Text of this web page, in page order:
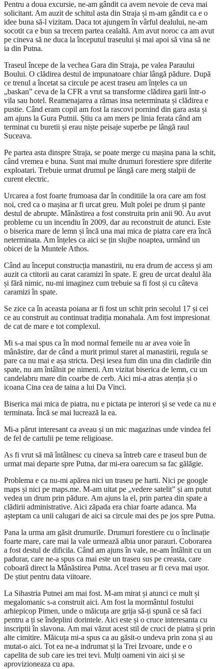
Pentru a doua excursie, ne-am gândit ca avem nevoie de ceva mai
solicitant. Am auzit de schitul asta din Straja și m-am gândit ca e o
idee buna să-l vizitam. Daca tot ajungem în vârful dealului, ne-am
socotit ca e bun sa trecem partea cealaltă. Am avut noroc ca am avut
pe cineva să ne duca la începutul traseului și mai apoi să vina să ne
ia din Putna.
Traseul începe de la vechea Gara din Straja, pe valea Paraului
Boului. O clădirea destul de impunatoare chiar lângă pădure. După
ce trenul a încetat sa circule pe acest traseu am înțeles ca un
„baskan” ceva de la CFR a vrut sa transforme clădirea garii într-o
vila sau hotel. Reamenajarea a rămas insa neterminata și clădirea e
pustie. Când eram copil am fost la rascovi pornind din gara asta și
am ajuns la Gura Putnii. Știu ca am mers pe linia ferata când am
terminat cu buretii și erau niște peisaje superbe pe lângă raul
Suceava.
Pe partea asta dinspre Straja, se poate merge cu mașina pana la schit,
când vremea e buna. Sunt mai multe drumuri forestiere spre diferite
exploatari. Trebuie urmat drumul pe lângă care merg stalpii de
curent electric.
Urcarea a fost foarte frumoasa dar în conditiile la ora care am fost
noi, cred ca o mașina ar fi urcat greu. Mult polei pe drum și pante
destul de abrupte. Mânăstirea a fost construita prin anii 90. Au avut
probleme cu un incendiu în 2009, dar au reconstruit de atunci. Este
o biserica mare de lemn și încă una mai mica de piatra care era încă
neterminata. Am înțeles ca aici se țin slujbe noaptea, urmând un
obicei de la Muntele Athos.
Când au început construcția manastirii, nu era drum de access și am
auzit ca ctitorii au carat caramizi în spate. E greu de urcat dealul ăla
și fără nimic, nu-mi imaginez cum trebuie sa fi fost și cu câteva
caramizi în spate.
Se zice ca în aceasta poiana ar fi fost un schit prin secolul 17 și cei
ce au construit au continuat tradiția monahala. Am fost impresionat
de cat de mare e tot complexul.
Mi s-a mai spus ca în mod normal femeile nu ar avea voie în
mânăstire, dar de când a murit primul staret al manastirii, regula se
pare ca nu mai e așa stricta. Deși iesea fum din una din cladirile din
spate, nu am întâlnit pe nimeni. Am vizitat biserica de lemn, cu un
candelabru mare din coarbe de cerb. Aici mi-a atras atenția și o
icoana Cina cea de taina a lui Da Vinci.
Biserica mai mica de piatra, nu e pictata pe interori și se vede ca nu e
terminata. Încă se mai lucrează la ea.
Mi-a părut interesant ca aveau și un mic magazinas unde vindea fel
de fel de cartulii pe teme religioase.
As fi vrut să mă întâlnesc cu cineva sa întreb care e traseul bun de
urmat mai departe spre Putna, dar mi-era oarecum sa fac gălăgie.
Problema e ca nu-mi apărea nici un traseu pe harti. Nici pe google
maps și nici pe maps.me. M-am uitat pe „vedere satelit” și am putut
vedea un drum prin pădure. Am ajuns la el, prin partea din spate a
clădirii administrative. Aici zăpada era chiar foarte adanca. Ma
așteptam ca unii calugari de aici sa circule mai des pe jos spre Putna.
Pana la urma am găsit drumurile. Drumuri forestiere cu o înclinație
foarte mare, care mai la vale urmează albia unor parauri. Coborarea
a fost destul de dificila. Când am ajuns în vale, ne-am întâlnit cu un
padurar, care ne-a spus ca mai este un traseu sus pe creasta, care
coboară direct la Mânăstirea Putna. Acel traseu ar fi ceva mai ușor.
De știut pentru data viitoare.
La Sihastria Putnei am mai fost. M-am mirat și atunci ce mult și
megalomanic s-a construit aici. Am fost la mormântul fostului
arhiepicop Pimen, unde o măicuța are grija să-ți spună ce să faci
pentru a ți se îndeplini dorintele. Aici este și o cruce interesanta cu
inscriptii în slavona. Am mai văzut acest stil de cruci de piatra și prin
alte cimitire. Măicuța mi-a spus ca au găsit-o undeva prin zona și au
mutat-o aici. Tot ea ne-a indrumat și la Trei Izvoare, unde e o
capelita de sub care ies trei tevi. Mulți oameni vin aici și se
aprovizioneaza cu apa.